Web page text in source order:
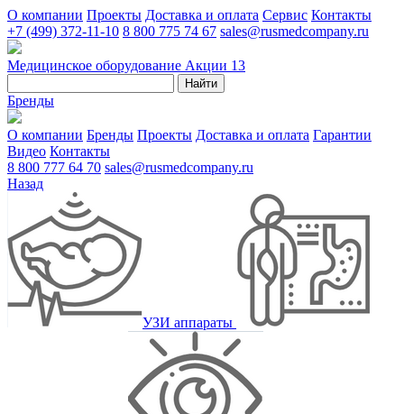
О компании Проекты Доставка и оплата Сервис Контакты
+7 (499) 372-11-10 8 800 775 74 67 sales@rusmedcompany.ru
Медицинское оборудование Акции 13
Найти
Бренды
О компании Бренды Проекты Доставка и оплата Гарантии
Видео Контакты
8 800 777 64 70 sales@rusmedcompany.ru
Назад
УЗИ аппараты